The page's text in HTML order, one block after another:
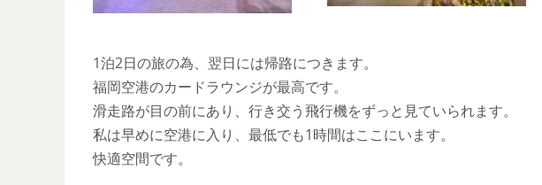
1泊2日の旅の為、翌日には帰路につきます。
福岡空港のカードラウンジが最高です。
滑走路が目の前にあり、行き交う飛行機をずっと見ていられます。
私は早めに空港に入り、最低でも1時間はここにいます。
快適空間です。